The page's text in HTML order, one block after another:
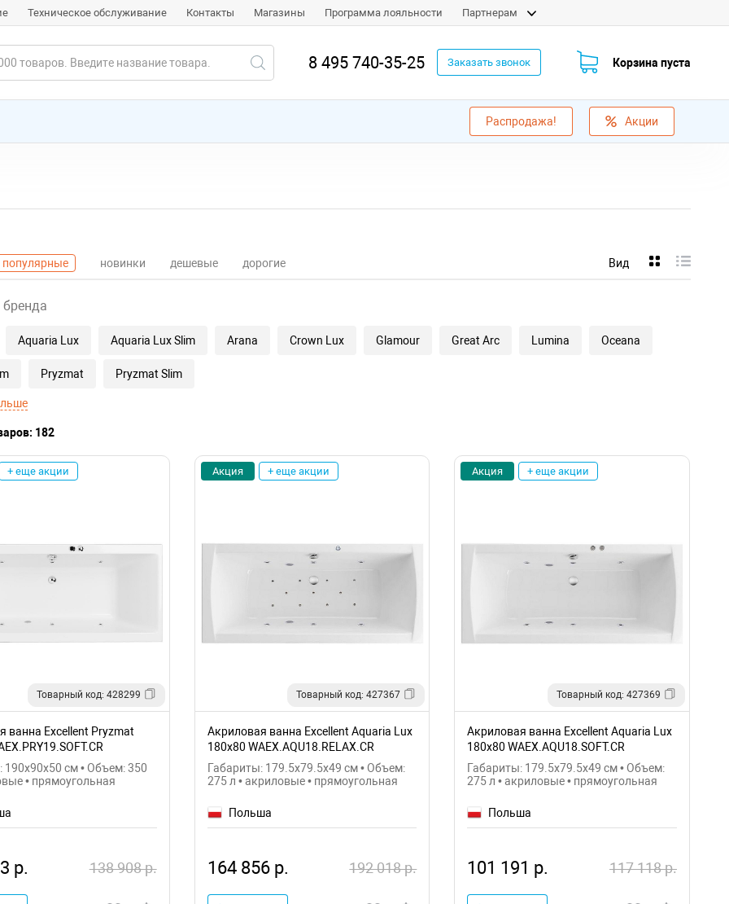
Техническое обслуживание Контакты Магазины Программа лояльности Партнерам
8 495 740-35-25 Заказать звонок Корзина пуста
Распродажа! Акции
популярные новинки дешевые дорогие Вид
Aquaria Lux Aquaria Lux Slim Arana Crown Lux Glamour Great Arc Lumina Oceana
Pryzmat Pryzmat Slim
182
+ еще акции
Товарный код: 428299
ванна Excellent Pryzmat
190x90x50 см • Объем: 350
• прямоугольная
р. 138 908 р.
Акция + еще акции
Товарный код: 427367
Акриловая ванна Excellent Aquaria Lux
180x80 WAEX.AQU18.RELAX.CR
Габариты: 179.5x79.5x49 см • Объем:
275 л • акриловые • прямоугольная
Польша
164 856 р. 192 018 р.
Акция + еще акции
Товарный код: 427369
Акриловая ванна Excellent Aquaria Lux
180x80 WAEX.AQU18.SOFT.CR
Габариты: 179.5x79.5x49 см • Объем:
275 л • акриловые • прямоугольная
Польша
101 191 р. 117 118 р.